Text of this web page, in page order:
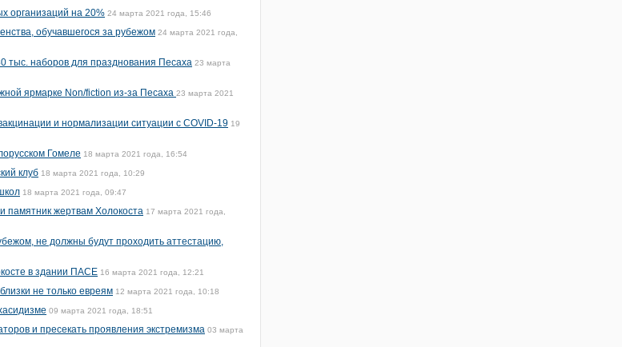
организаций на 20% 24 марта 2021 года, 15:46
обучавшегося за рубежом 24 марта 2021 года,
тыс. наборов для празднования Песаха 23 марта
ярмарке Non/fiction из-за Песаха 23 марта 2021
и нормализации ситуации с COVID-19 19
Гомеле 18 марта 2021 года, 16:54
клуб 18 марта 2021 года, 10:29
18 марта 2021 года, 09:47
памятник жертвам Холокоста 17 марта 2021 года,
не должны будут проходить аттестацию,
в здании ПАСЕ 16 марта 2021 года, 12:21
не только евреям 12 марта 2021 года, 10:18
09 марта 2021 года, 18:51
и пресекать проявления экстремизма 03 марта